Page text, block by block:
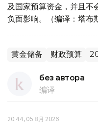
及国家预算资金，并且不
负面影响。（编译：塔布
黄金储备 财政预算
без автора
编译
20:44, 05 8月 2026